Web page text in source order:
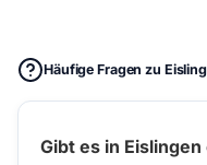
Häufige Fragen zu
Gibt es in